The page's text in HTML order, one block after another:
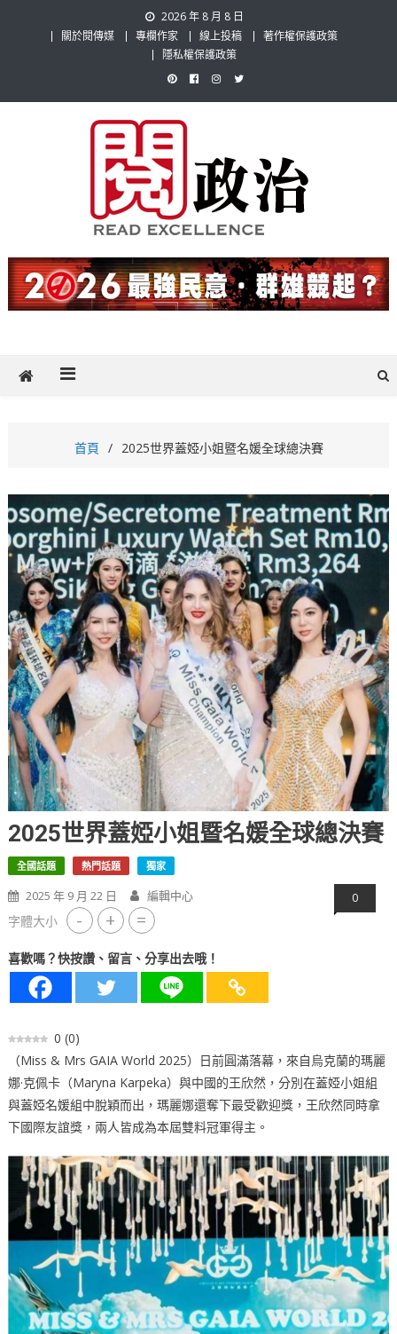
2026 年 8 月 8 日
關於閱傳媒
專欄作家 線上投稿
著作權保護政策
隱私權保護政策
閱政治 Read Gov News
題，也要專業評論，閱政治與多元的政治評論家與專欄作家邀稿合作，
讓讀者有最多元和專業的選擇。
首頁 2025世界蓋婭小姐暨名媛全球總決賽
2025世界蓋婭小姐暨名媛全球總決賽
全國話題 熱門話題 獨家
2025 年 9 月 22 日 編輯中心 0
字體大小 - + =
喜歡嗎？快按讚、留言、分享出去哦！
0 (0)
（Miss & Mrs GAIA World 2025）日前圓滿落幕，來自烏克蘭的瑪麗
娜·克佩卡（Maryna Karpeka）與中國的王欣然，分別在蓋婭小姐組
與蓋婭名媛組中脫穎而出，瑪麗娜還奪下最受歡迎獎，王欣然同時拿
下國際友誼獎，兩人皆成為本屆雙料冠軍得主。